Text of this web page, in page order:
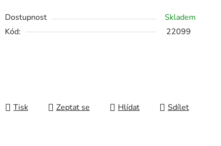
Dostupnost
Skladem
Kód:
22099
Tisk Zeptat se Hlídat Sdílet